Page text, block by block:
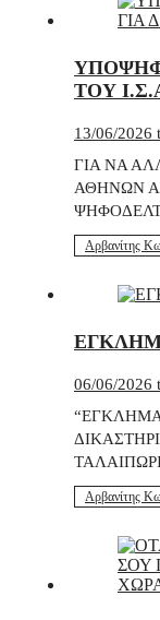
ΤΟΥ
13/06/2026
ΓΙΑ ΝΑ
ΑΘΗΝΩΝ
Αρβανίτης
06/06/2026
“ΕΓΚΛΗΜΑ
Αρβανίτης